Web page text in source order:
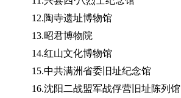
12.陶寺遗址博物馆
13.昭君博物院
14.红山文化博物馆
15.中共满洲省委旧址纪念馆
16.沈阳二战盟军战俘营旧址陈列馆